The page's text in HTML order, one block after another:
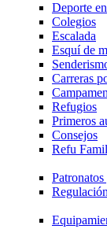
Deporte
Colegios
Escalada
Esquí de
Carreras
Refugios
Primeros
Consejos
Refu